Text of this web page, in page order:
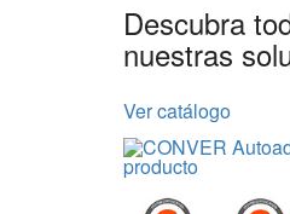
Descubra
nuestras
Ver catálogo